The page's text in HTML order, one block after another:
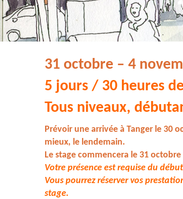
31 octobre – 4
5 jours / 30 heures
Tous niveaux,
Prévoir une arrivée à Tanger le 30
mieux, le lendemain.
Le stage commencera le 31
Votre présence est requise du
Vous pourrez réserver vos
stage.